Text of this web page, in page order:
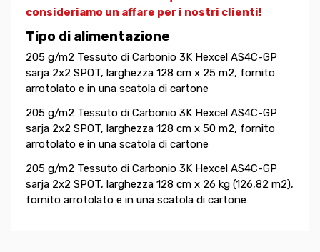
consideriamo un affare per i nostri clienti!
Tipo di alimentazione
205 g/m2 Tessuto di Carbonio 3K Hexcel AS4C-GP
sarja 2x2 SPOT, larghezza 128 cm x 25 m2, fornito
arrotolato e in una scatola di cartone
205 g/m2 Tessuto di Carbonio 3K Hexcel AS4C-GP
sarja 2x2 SPOT, larghezza 128 cm x 50 m2, fornito
arrotolato e in una scatola di cartone
205 g/m2 Tessuto di Carbonio 3K Hexcel AS4C-GP
sarja 2x2 SPOT, larghezza 128 cm x 26 kg (126,82 m2),
fornito arrotolato e in una scatola di cartone